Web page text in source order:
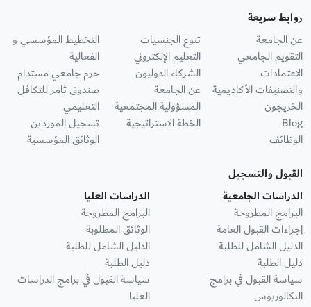
روابط سريعة
عن الجامعة
التقويم الجامعي
الاعتمادات
والتصنيفات الأكاديمية
الخريجون
Blog
الوظائف
تنوع الجنسيات
التعليم الإلكتروني
الشركاء الدوليون
عن الجامعة
المسؤولية المجتمعية
الخطة الاستراتيجية
التخطيط المؤسسي و
الفعالية
حرم جامعي مستدام
صندوق ثامر للتكافل
التعليمي
تسجيل الموردين
الوثائق المؤسسية
القبول والتسجيل
الدراسات الجامعية
البرامج المطروحة
إجراءات القبول العامة
الدليل الشامل للطلبة
دليل الطلبة
سياسة القبول في برامج
البكالوريوس
الدراسات العليا
البرامج المطروحة
الوثائق المطلوبة
الدليل الشامل للطلبة
دليل الطلبة
سياسة القبول في برامج الدراسات
العليا